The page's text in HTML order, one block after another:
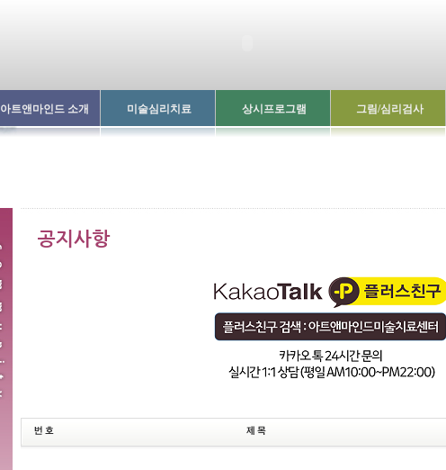
아트앤마인드 소개 미술심리치료 상시프로그램 그림/심리검사